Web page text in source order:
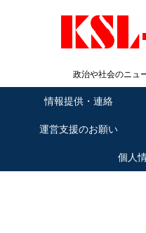
政治や社会のニュ
情報提供・連絡
運営支援のお願い
個人